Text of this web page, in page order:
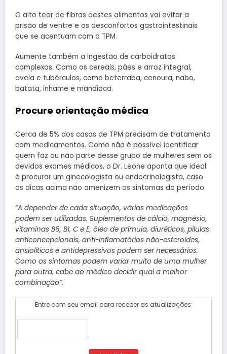
O alto teor de fibras destes alimentos vai evitar a
prisão de ventre e os desconfortos gastrointestinais
que se acentuam com a TPM.
Aumente também a ingestão de carboidratos
complexos. Como os cereais, pães e arroz integral,
aveia e tubérculos, como beterraba, cenoura, nabo,
batata, inhame e mandioca.
Procure orientação médica
Cerca de 5% dos casos de TPM precisam de tratamento
com medicamentos. Como não é possível identificar
quem faz ou não parte desse grupo de mulheres sem os
devidos exames médicos, o Dr. Leone aponta que ideal
é procurar um ginecologista ou endocrinologista, caso
as dicas acima não amenizem os sintomas do período.
“A depender de cada situação, várias medicações
podem ser utilizadas. Suplementos de cálcio, magnésio,
vitaminas B6, B1, C e E, óleo de prímula, diuréticos, pílulas
anticoncepcionais, anti-inflamatórios não-esteroides,
ansiolíticos e antidepressivos podem ser necessários.
Como os sintomas podem variar muito de uma mulher
para outra, cabe ao médico decidir qual a melhor
combinação”.
Entre com seu email para receber as atualizações: